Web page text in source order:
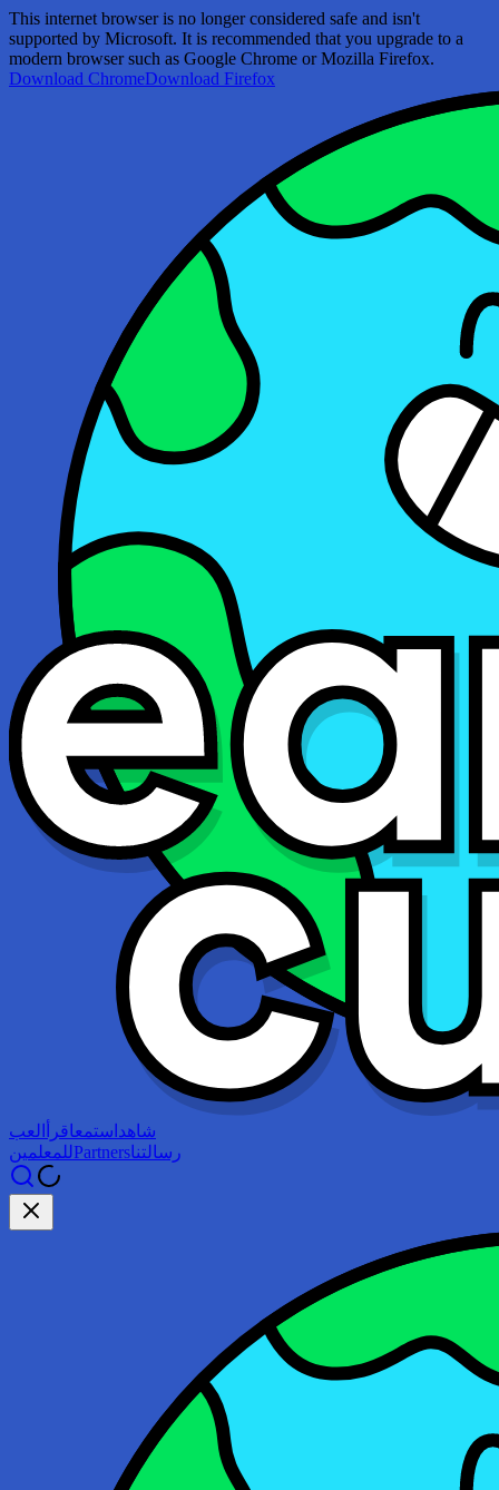
This internet browser is no longer considered safe and isn't
supported by Microsoft. It is recommended that you upgrade to a
modern browser such as Google Chrome or Mozilla Firefox.
Download ChromeDownload Firefox
شاهد استمعاقرأ
العب
للمعلمين Partnersرسالتنا